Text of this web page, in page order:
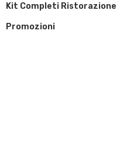
Kit Completi Ristorazione
Promozioni